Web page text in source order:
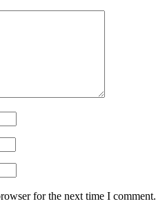
for the next time I comment.